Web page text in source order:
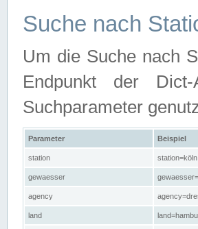
Suche nach
Um die Suche nach
Endpunkt der
Suchparameter
Parameter Beispiel
station station=köln
gewaesser
agency
land